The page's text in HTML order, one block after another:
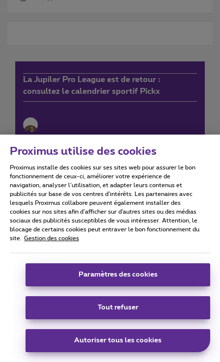
La Jupiler Pro League est de retour :
consultez le calendrier sportif Pickx
Conditions d'utilisation Accessibility statement
Conditions générales, info consommateur
Boulevard du Roi Albert II 27 - B-1030 Bruxelles.
Proximus utilise des cookies
Proximus installe des cookies sur ses sites web pour assurer le bon
fonctionnement de ceux-ci, améliorer votre expérience de
navigation, analyser l’utilisation, et adapter leurs contenus et
publicités sur base de vos centres d’intérêts. Les partenaires avec
lesquels Proximus collabore peuvent également installer des
cookies sur nos sites afin d’afficher sur d'autres sites ou des médias
sociaux des publicités susceptibles de vous intéresser. Attention, le
blocage de certains cookies peut entraver le bon fonctionnement du
site.
Gestion des cookies
Paramètres des cookies
Tout refuser
Autoriser tous les cookies